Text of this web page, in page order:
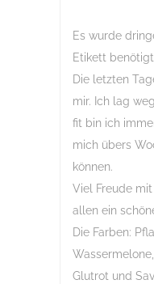
Es wurde
Etikett
Die letzten
mir. Ich lag
fit bin ich
mich übers
können.
Viel Freude
allen ein
Die Farben:
Glutrot und